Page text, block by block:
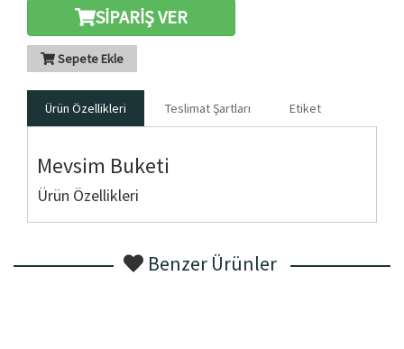
SİPARİŞ VER
Sepete Ekle
Ürün Özellikleri Teslimat Şartları Etiket
Mevsim Buketi
Ürün Özellikleri
Benzer Ürünler